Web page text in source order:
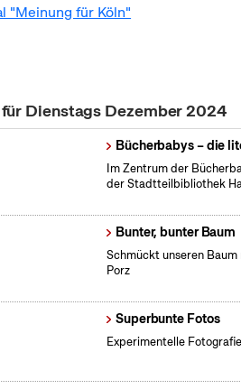
"Meinung für Köln"
Dienstags Dezember 2024
Bücherbabys – die
Im Zentrum der
der Stadtteilbibliothek
Bunter, bunter Baum
Schmückt unseren
Porz
Superbunte Fotos
Experimentelle